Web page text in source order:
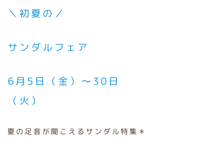
＼初夏の／
サンダルフェア
6月5日（金）～30日
（火）
夏の足音が聞こえるサンダル特集＊